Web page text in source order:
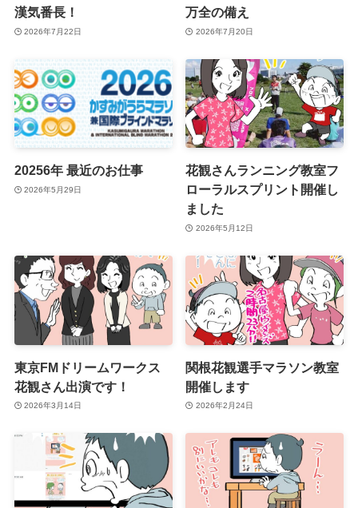
漢気番長！
2026年7月22日
万全の備え
2026年7月20日
20256年 最近のお仕事
2026年5月29日
花観さんランニング教室フ
ローラルスプリント開催し
ました
2026年5月12日
東京FMドリームワークス
花観さん出演です！
2026年3月14日
関根花観選手マラソン教室
開催します
2026年2月24日